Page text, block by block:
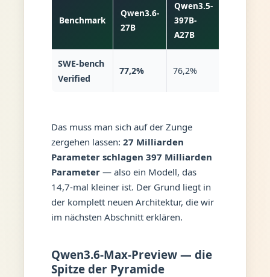
Benchmark
Qwen3.6-
27B
Qwen3.5-
397B-
A27B
SWE-bench
Verified
77,2% 76,2%
Das muss man sich auf der Zunge
zergehen lassen: 27 Milliarden
Parameter schlagen 397 Milliarden
Parameter— also ein Modell, das
14,7-mal kleiner ist. Der Grund liegt in
der komplett neuen Architektur, die wir
im nächsten Abschnitt erklären.
Qwen3.6-Max-Preview — die
Spitze der Pyramide